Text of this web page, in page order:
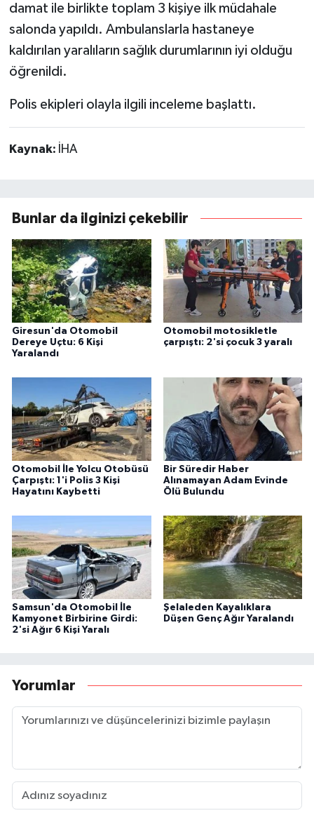
damat ile birlikte toplam 3 kişiye ilk müdahale
salonda yapıldı. Ambulanslarla hastaneye
kaldırılan yaralıların sağlık durumlarının iyi olduğu
öğrenildi.
Polis ekipleri olayla ilgili inceleme başlattı.
Kaynak: İHA
Bunlar da ilginizi çekebilir
Giresun'da Otomobil
Dereye Uçtu: 6 Kişi
Yaralandı
Otomobil motosikletle
çarpıştı: 2'si çocuk 3 yaralı
Otomobil İle Yolcu Otobüsü
Çarpıştı: 1'i Polis 3 Kişi
Hayatını Kaybetti
Bir Süredir Haber
Alınamayan Adam Evinde
Ölü Bulundu
Samsun'da Otomobil İle
Kamyonet Birbirine Girdi:
2'si Ağır 6 Kişi Yaralı
Şelaleden Kayalıklara
Düşen Genç Ağır Yaralandı
Yorumlar